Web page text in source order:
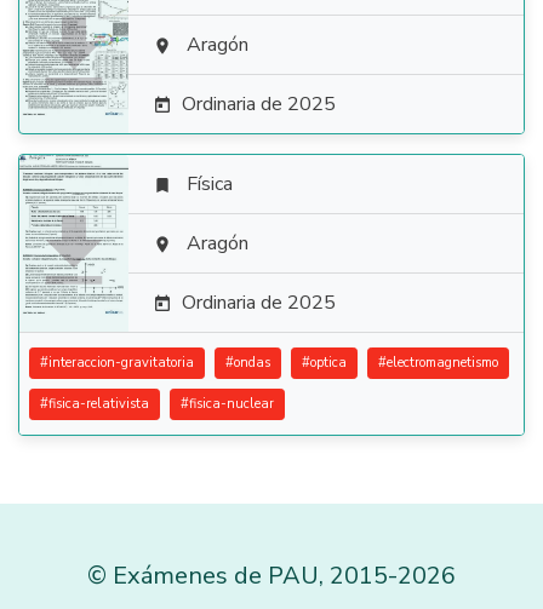
  Aragón
 Ordinaria de 2025

 Física
 Aragón
 Ordinaria de 2025
#interaccion-gravitatoria #ondas #optica #electromagnetismo
#fisica-relativista #fisica-nuclear
© Exámenes de PAU, 2015-2026